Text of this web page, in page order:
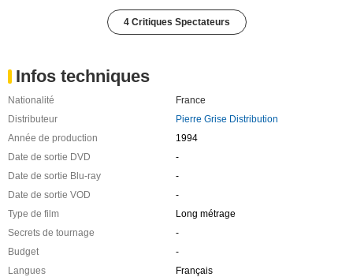
4 Critiques Spectateurs
Infos techniques
Nationalité
France
Distributeur
Pierre Grise Distribution
Année de production
1994
Date de sortie DVD
-
Date de sortie Blu-ray
-
Date de sortie VOD
-
Type de film
Long métrage
Secrets de tournage
-
Budget
-
Langues
Français